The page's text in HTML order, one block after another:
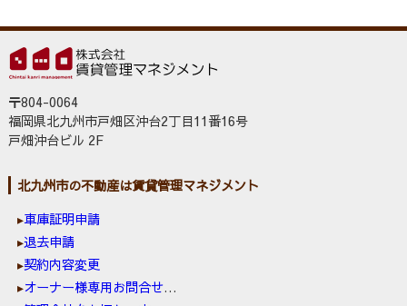
〒804-0064
福岡県北九州市戸畑区沖台2丁目11番16号
戸畑沖台ビル 2F
北九州市の不動産は賃貸管理マネジメント
車庫証明申請
退去申請
契約内容変更
オーナー様専用お問合せ窓口